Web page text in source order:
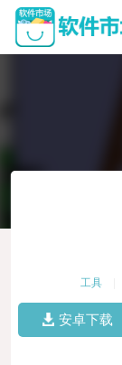
工具
安卓下载